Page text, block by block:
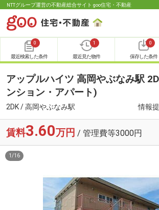
NTTグループ運営の不動産総合サイト goo住宅・不動産
0
最近検索した条件
1
最近見た物件
0
保存した条件
アップルハイツ 高岡やぶなみ駅
ンション・アパート)
2DK / 高岡やぶなみ駅 情報
賃料3.60万円 / 管理費等3000円
1 /16